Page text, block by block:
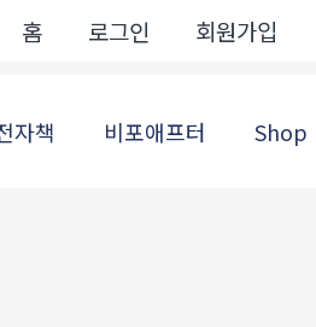
홈 로그인 회원가입
자책 비포애프터 Shop